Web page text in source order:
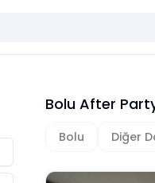
Bolu After
Bolu
Diğer